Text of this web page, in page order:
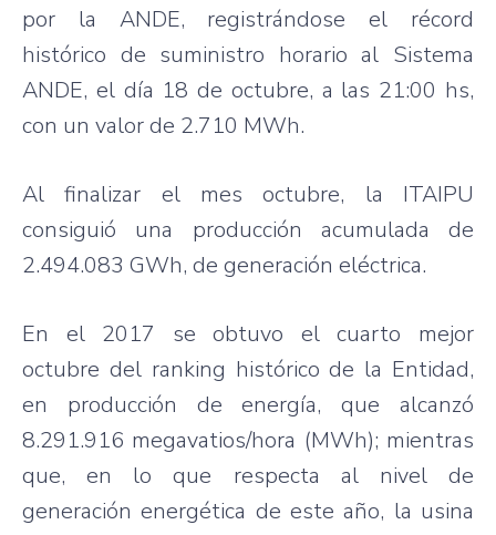
por la ANDE, registrándose el récord
histórico de suministro horario al Sistema
ANDE, el día 18 de octubre, a las 21:00 hs,
con un valor de 2.710 MWh.
Al finalizar el mes octubre, la ITAIPU
consiguió una producción acumulada de
2.494.083 GWh, de generación eléctrica.
En el 2017 se obtuvo el cuarto mejor
octubre del ranking histórico de la Entidad,
en producción de energía, que alcanzó
8.291.916 megavatios/hora (MWh); mientras
que, en lo que respecta al nivel de
generación energética de este año, la usina